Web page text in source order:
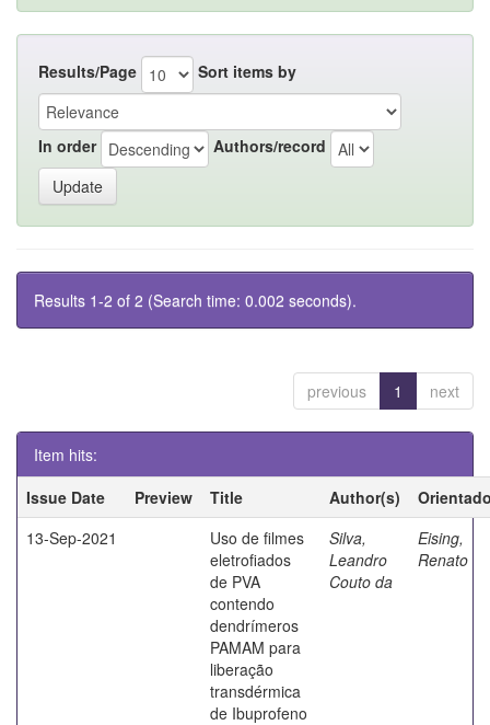
Results/Page Sort items by
In order Authors/record
Results 1-2 of 2 (Search time: 0.002 seconds).
previous 1 next
Item hits:
Issue Date
Preview Title Author(s)
13-Sep-2021
Uso de filmes
eletrofiados
de PVA
contendo
dendrímeros
PAMAM para
liberação
transdérmica
de Ibuprofeno
Silva,
Leandro
Couto da
Eising,
Renato